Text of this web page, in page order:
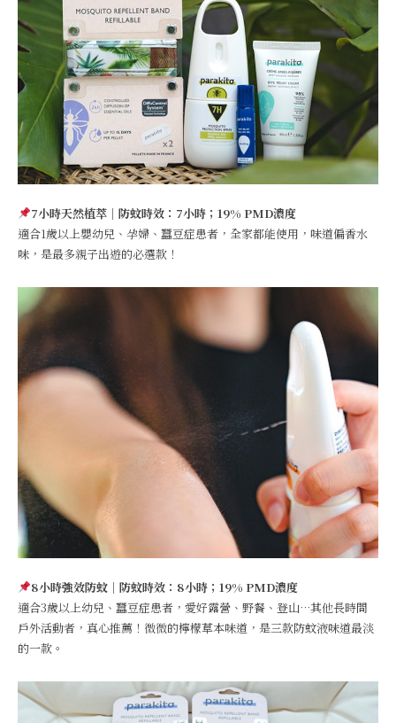
7小時天然植萃｜防蚊時效：7小時；19% PMD濃度
適合1歲以上嬰幼兒、孕婦、蠶豆症患者，全家都能使用，味道偏香水
味，是最多親子出遊的必選款！
8小時強效防蚊｜防蚊時效：8小時；19% PMD濃度
適合3歲以上幼兒、蠶豆症患者，愛好露營、野餐、登山…其他長時間
戶外活動者，真心推薦！微微的檸檬草本味道，是三款防蚊液味道最淡
的一款。